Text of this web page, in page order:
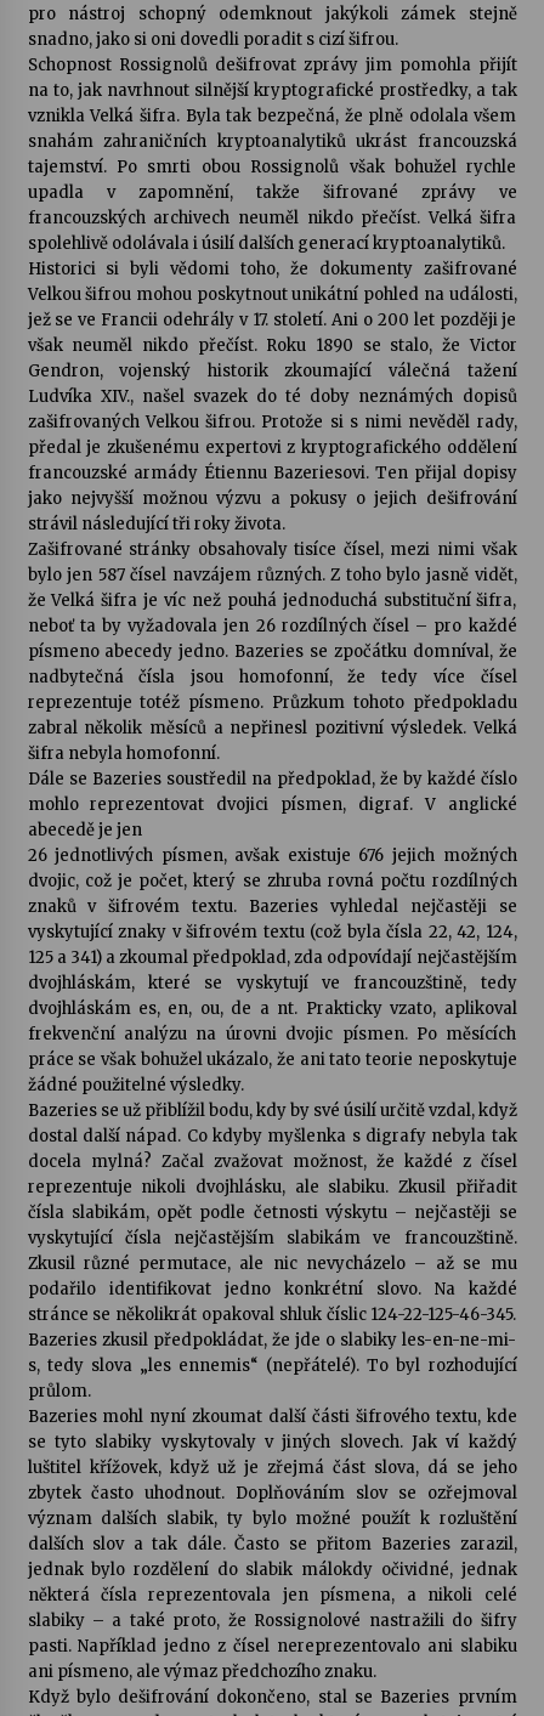
pro nástroj schopný odemknout jakýkoli zámek stejně
snadno, jako si oni dovedli poradit s cizí šifrou.
Schopnost Rossignolů dešifrovat zprávy jim pomohla přijít
na to, jak navrhnout silnější kryptografické prostředky, a tak
vznikla Velká šifra. Byla tak bezpečná, že plně odolala všem
snahám zahraničních kryptoanalytiků ukrást francouzská
tajemství. Po smrti obou Rossignolů však bohužel rychle
upadla v zapomnění, takže šifrované zprávy ve
francouzských archivech neuměl nikdo přečíst. Velká šifra
spolehlivě odolávala i úsilí dalších generací kryptoanalytiků.
Historici si byli vědomi toho, že dokumenty zašifrované
Velkou šifrou mohou poskytnout unikátní pohled na události,
jež se ve Francii odehrály v 17. století. Ani o 200 let později je
však neuměl nikdo přečíst. Roku 1890 se stalo, že Victor
Gendron, vojenský historik zkoumající válečná tažení
Ludvíka XIV., našel svazek do té doby neznámých dopisů
zašifrovaných Velkou šifrou. Protože si s nimi nevěděl rady,
předal je zkušenému expertovi z kryptografického oddělení
francouzské armády Étiennu Bazeriesovi. Ten přijal dopisy
jako nejvyšší možnou výzvu a pokusy o jejich dešifrování
strávil následující tři roky života.
Zašifrované stránky obsahovaly tisíce čísel, mezi nimi však
bylo jen 587 čísel navzájem různých. Z toho bylo jasně vidět,
že Velká šifra je víc než pouhá jednoduchá substituční šifra,
neboť ta by vyžadovala jen 26 rozdílných čísel – pro každé
písmeno abecedy jedno. Bazeries se zpočátku domníval, že
nadbytečná čísla jsou homofonní, že tedy více čísel
reprezentuje totéž písmeno. Průzkum tohoto předpokladu
zabral několik měsíců a nepřinesl pozitivní výsledek. Velká
šifra nebyla homofonní.
Dále se Bazeries soustředil na předpoklad, že by každé číslo
mohlo reprezentovat dvojici písmen, digraf. V anglické
abecedě je jen
26 jednotlivých písmen, avšak existuje 676 jejich možných
dvojic, což je počet, který se zhruba rovná počtu rozdílných
znaků v šifrovém textu. Bazeries vyhledal nejčastěji se
vyskytující znaky v šifrovém textu (což byla čísla 22, 42, 124,
125 a 341) a zkoumal předpoklad, zda odpovídají nejčastějším
dvojhláskám, které se vyskytují ve francouzštině, tedy
dvojhláskám es, en, ou, de a nt. Prakticky vzato, aplikoval
frekvenční analýzu na úrovni dvojic písmen. Po měsících
práce se však bohužel ukázalo, že ani tato teorie neposkytuje
žádné použitelné výsledky.
Bazeries se už přiblížil bodu, kdy by své úsilí určitě vzdal, když
dostal další nápad. Co kdyby myšlenka s digrafy nebyla tak
docela mylná? Začal zvažovat možnost, že každé z čísel
reprezentuje nikoli dvojhlásku, ale slabiku. Zkusil přiřadit
čísla slabikám, opět podle četnosti výskytu – nejčastěji se
vyskytující čísla nejčastějším slabikám ve francouzštině.
Zkusil různé permutace, ale nic nevycházelo – až se mu
podařilo identifikovat jedno konkrétní slovo. Na každé
stránce se několikrát opakoval shluk číslic 124-22-125-46-345.
Bazeries zkusil předpokládat, že jde o slabiky les-en-ne-mi-
s, tedy slova „les ennemis“ (nepřátelé). To byl rozhodující
průlom.
Bazeries mohl nyní zkoumat další části šifrového textu, kde
se tyto slabiky vyskytovaly v jiných slovech. Jak ví každý
luštitel křížovek, když už je zřejmá část slova, dá se jeho
zbytek často uhodnout. Doplňováním slov se ozřejmoval
význam dalších slabik, ty bylo možné použít k rozluštění
dalších slov a tak dále. Často se přitom Bazeries zarazil,
jednak bylo rozdělení do slabik málokdy očividné, jednak
některá čísla reprezentovala jen písmena, a nikoli celé
slabiky – a také proto, že Rossignolové nastražili do šifry
pasti. Například jedno z čísel nereprezentovalo ani slabiku
ani písmeno, ale výmaz předchozího znaku.
Když bylo dešifrování dokončeno, stal se Bazeries prvním